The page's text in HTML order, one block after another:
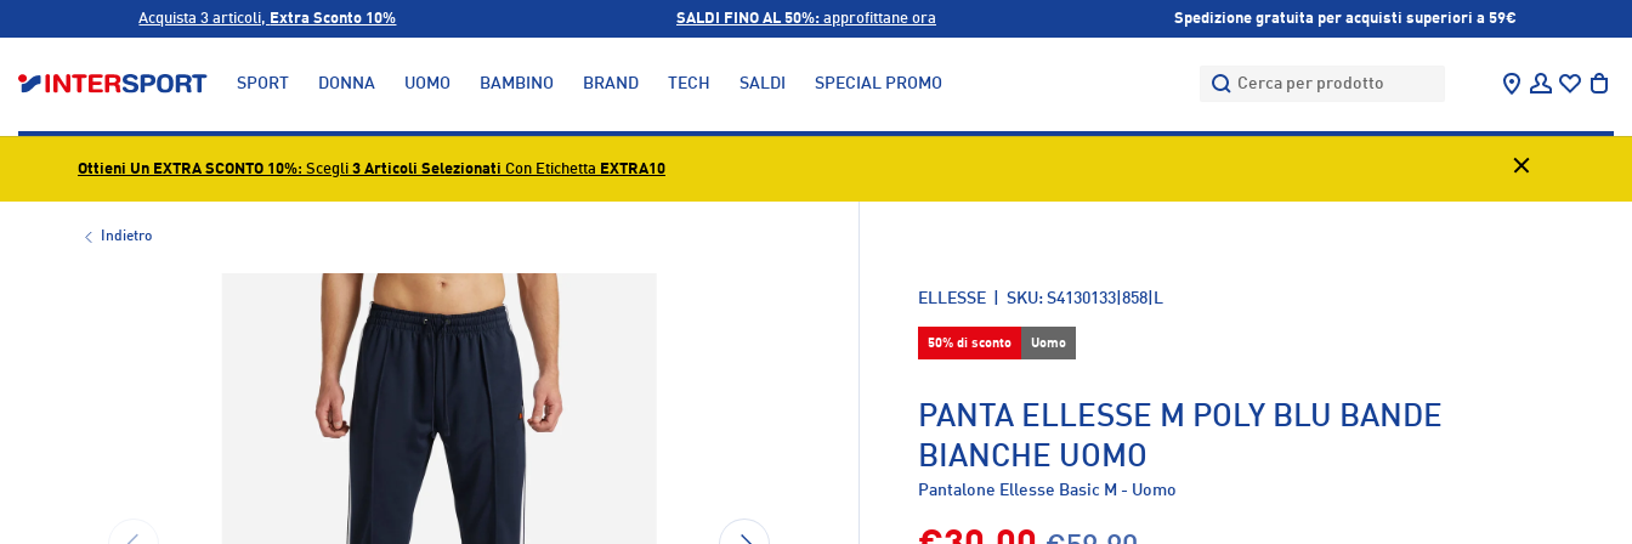
Acquista 3 articoli, Extra Sconto 10% SALDI FINO AL 50%: approfittane ora Spedizione gratuita per acquisti superiori a 59€
Cerca
Cerca
Trova negozio
Accedi
SPORT DONNA UOMO BAMBINO BRAND TECH SALDI SPECIAL PROMO
Ottieni Un EXTRA SCONTO 10%: Scegli 3 Articoli Selezionati Con Etichetta EXTRA10
Indietro
L’immagine 1 è ora disponibile nella visualizzazione galleria
INDIETRO AVANTI
ELLESSE |SKU: S4130133|858|L
50% di sconto Uomo
PANTA ELLESSE M POLY BLU BANDE
BIANCHE UOMO
Pantalone Ellesse Basic M - Uomo